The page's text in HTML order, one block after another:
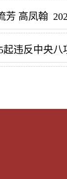
芳 高凤翰
违反中央